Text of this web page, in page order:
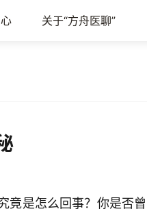
关于“方舟医聊”
竟是怎么回事？你是否曾